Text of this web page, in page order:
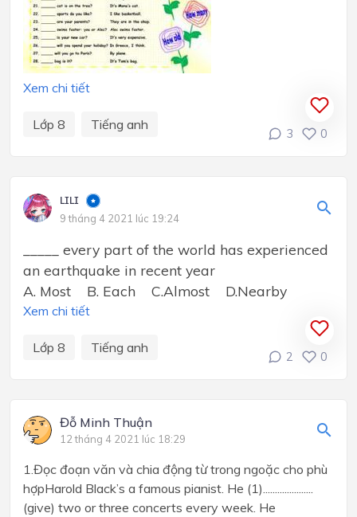
Xem chi tiết
Lớp 8 Tiếng anh
3 0
ʟɪʟɪ
9 tháng 4 2021 lúc 19:24
_____ every part of the world has experienced
an earthquake in recent year
A. Most B. Each C.Almost D.Nearby
Xem chi tiết
Lớp 8 Tiếng anh
2 0
Đỗ Minh Thuận
12 tháng 4 2021 lúc 18:29
1.Đọc đoạn văn và chia động từ trong ngoặc cho phù
hợpHarold Black’s a famous pianist. He (1).....................
(give) two or three concerts every week. He